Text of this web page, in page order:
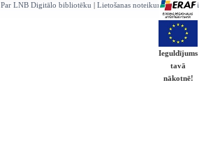
Par LNB Digitālo bibliotēku | Lietošanas noteikumi | Kontakti
Ieguldījums
tavā
nākotnē!